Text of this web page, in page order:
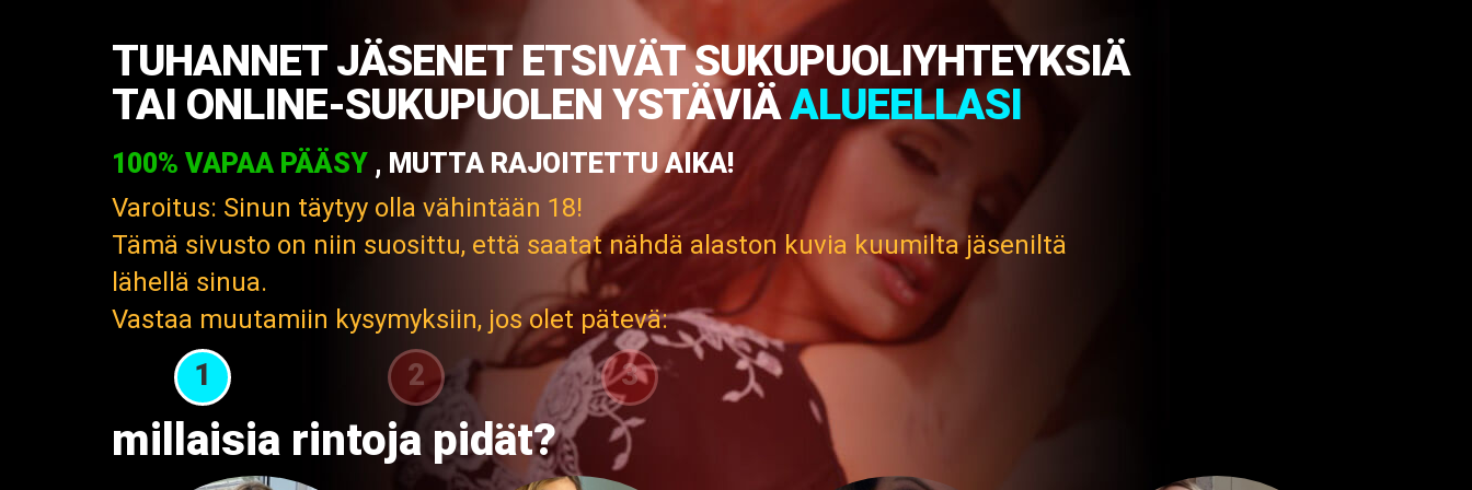
TUHANNET JÄSENET ETSIVÄT SUKUPUOLIYHTEYKSIÄ
TAI ONLINE-SUKUPUOLEN YSTÄVIÄALUEELLASI
100% VAPAA PÄÄSY , MUTTA RAJOITETTU AIKA!
Varoitus: Sinun täytyy olla vähintään 18!
Tämä sivusto on niin suosittu, että saatat nähdä alaston kuvia kuumilta jäseniltä
lähellä sinua.
Vastaa muutamiin kysymyksiin, jos olet pätevä:
1 2 3
millaisia rintoja pidät?